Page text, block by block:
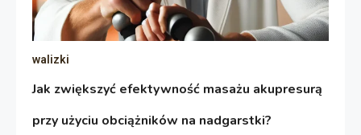
walizki
Jak zwiększyć efektywność masażu akupresurą
przy użyciu obciążników na nadgarstki?